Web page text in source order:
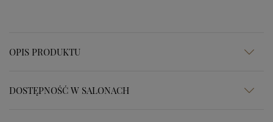
OPIS PRODUKTU
DOSTĘPNOŚĆ W SALONACH